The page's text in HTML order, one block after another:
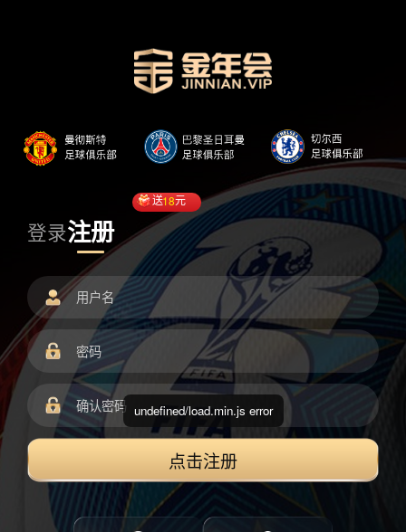
登录注册
送18元
点击注册
undefined/load.min.js error